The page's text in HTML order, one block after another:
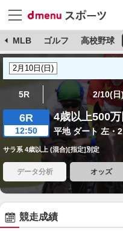
MLB ゴルフ 高校野球
5R 2/10(日
6R
12:50
4歳以上500
平地 ダート 左・
サラ系 4歳以上 (混合)[指定]別定
データ分析 オッズ
競走成績